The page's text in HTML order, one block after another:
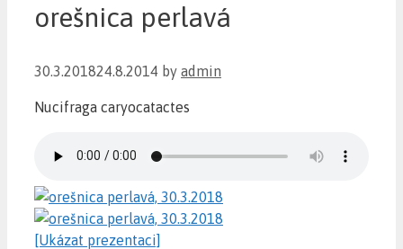
orešnica perlavá
30.3.201824.8.2014 by admin
Nucifraga caryocatactes
[Ukázat prezentaci]